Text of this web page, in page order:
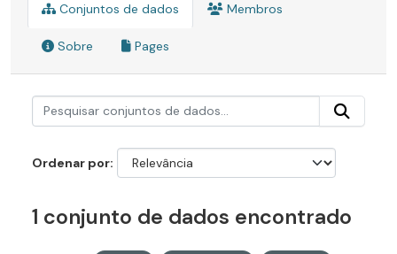
Conjuntos de dados Membros
Sobre Pages
Ordenar por
1 conjunto de dados encontrado